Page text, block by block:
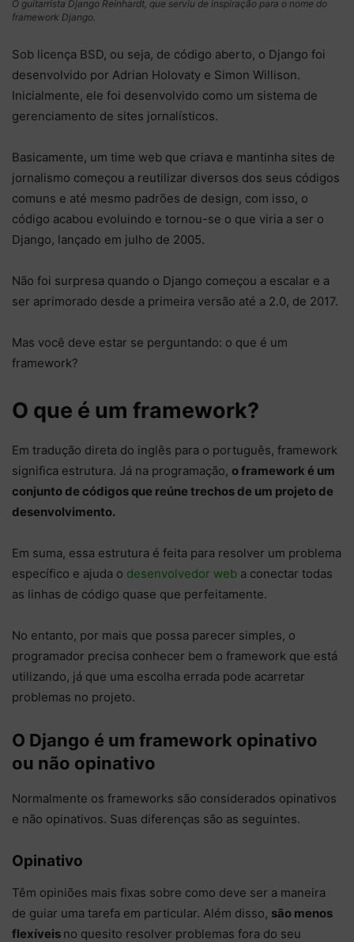
O guitarrista Django Reinhardt, que serviu de inspiração para o nome do
framework Django.
Sob licença BSD, ou seja, de código aberto, o Django foi
desenvolvido por Adrian Holovaty e Simon Willison.
Inicialmente, ele foi desenvolvido como um sistema de
gerenciamento de sites jornalísticos.
Basicamente, um time web que criava e mantinha sites de
jornalismo começou a reutilizar diversos dos seus códigos
comuns e até mesmo padrões de design, com isso, o
código acabou evoluindo e tornou-se o que viria a ser o
Django, lançado em julho de 2005.
Não foi surpresa quando o Django começou a escalar e a
ser aprimorado desde a primeira versão até a 2.0, de 2017.
Mas você deve estar se perguntando: o que é um
framework?
O que é um framework?
Em tradução direta do inglês para o português, framework
significa estrutura. Já na programação, o framework é um
conjunto de códigos que reúne trechos de um projeto de
desenvolvimento.
Em suma, essa estrutura é feita para resolver um problema
específico e ajuda o desenvolvedor web a conectar todas
as linhas de código quase que perfeitamente.
No entanto, por mais que possa parecer simples, o
programador precisa conhecer bem o framework que está
utilizando, já que uma escolha errada pode acarretar
problemas no projeto.
O Django é um framework opinativo
ou não opinativo
Normalmente os frameworks são considerados opinativos
e não opinativos. Suas diferenças são as seguintes.
Opinativo
Têm opiniões mais fixas sobre como deve ser a maneira
de guiar uma tarefa em particular. Além disso, são menos
flexíveis no quesito resolver problemas fora do seu